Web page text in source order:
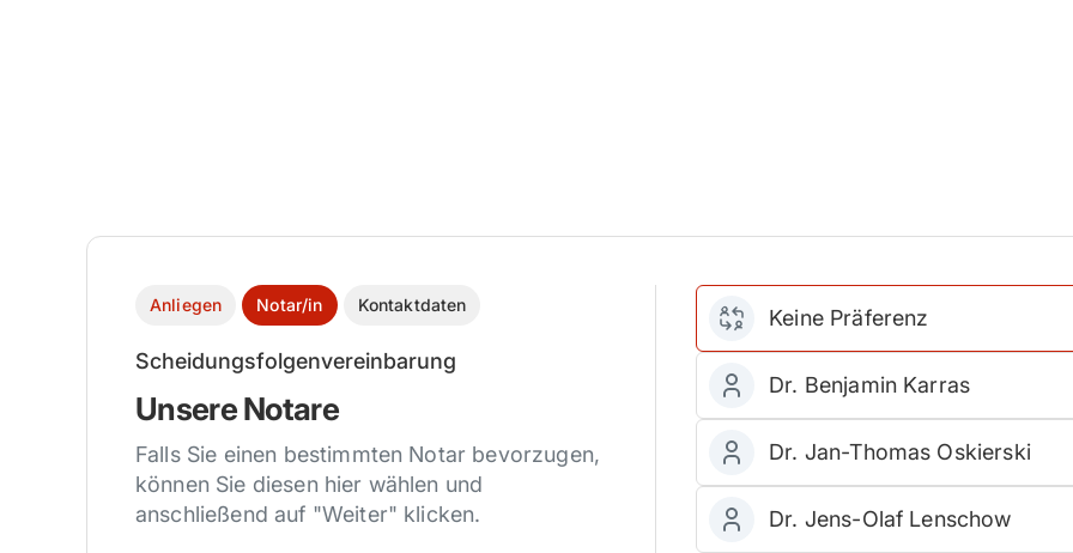
Anliegen Notar/in Kontaktdaten
Scheidungsfolgenvereinbarung
Unsere Notare
Falls Sie einen bestimmten Notar bevorzugen,
können Sie diesen hier wählen und
anschließend auf "Weiter" klicken.
Keine Präferenz
Dr. Benjamin Karras
Dr. Jan-Thomas Oskierski
Dr. Jens-Olaf Lenschow